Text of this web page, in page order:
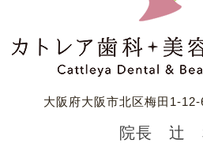
大阪府大阪市北区梅田1-
院長 辻